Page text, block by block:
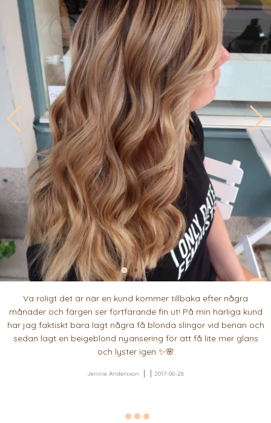
Va roligt det är när en kund kommer tillbaka efter några
månader och färgen ser fortfarande fin ut! På min härliga kund
har jag faktiskt bara lagt några få blonda slingor vid benan och
sedan lagt en beigeblond nyansering för att få lite mer glans
och lyster igen ✨🌸
Jennie Andersson 2017-06-26